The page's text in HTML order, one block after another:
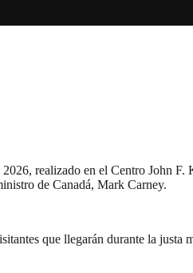
realizado en el Centro John
de Canadá, Mark Carney.
que llegarán durante la justa